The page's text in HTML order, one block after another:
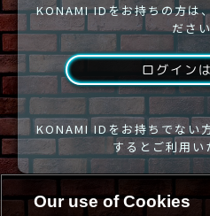
KONAMI IDをお持ちの方は
ださ
ログイン
KONAMI IDをお持ちでない方
するとご利用い
Our use of Cookies